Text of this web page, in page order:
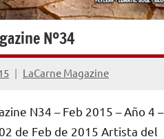
Nº34
LaCarne Magazine
N34 – Feb 2015 – Año 4 –
de Feb de 2015 Artista del